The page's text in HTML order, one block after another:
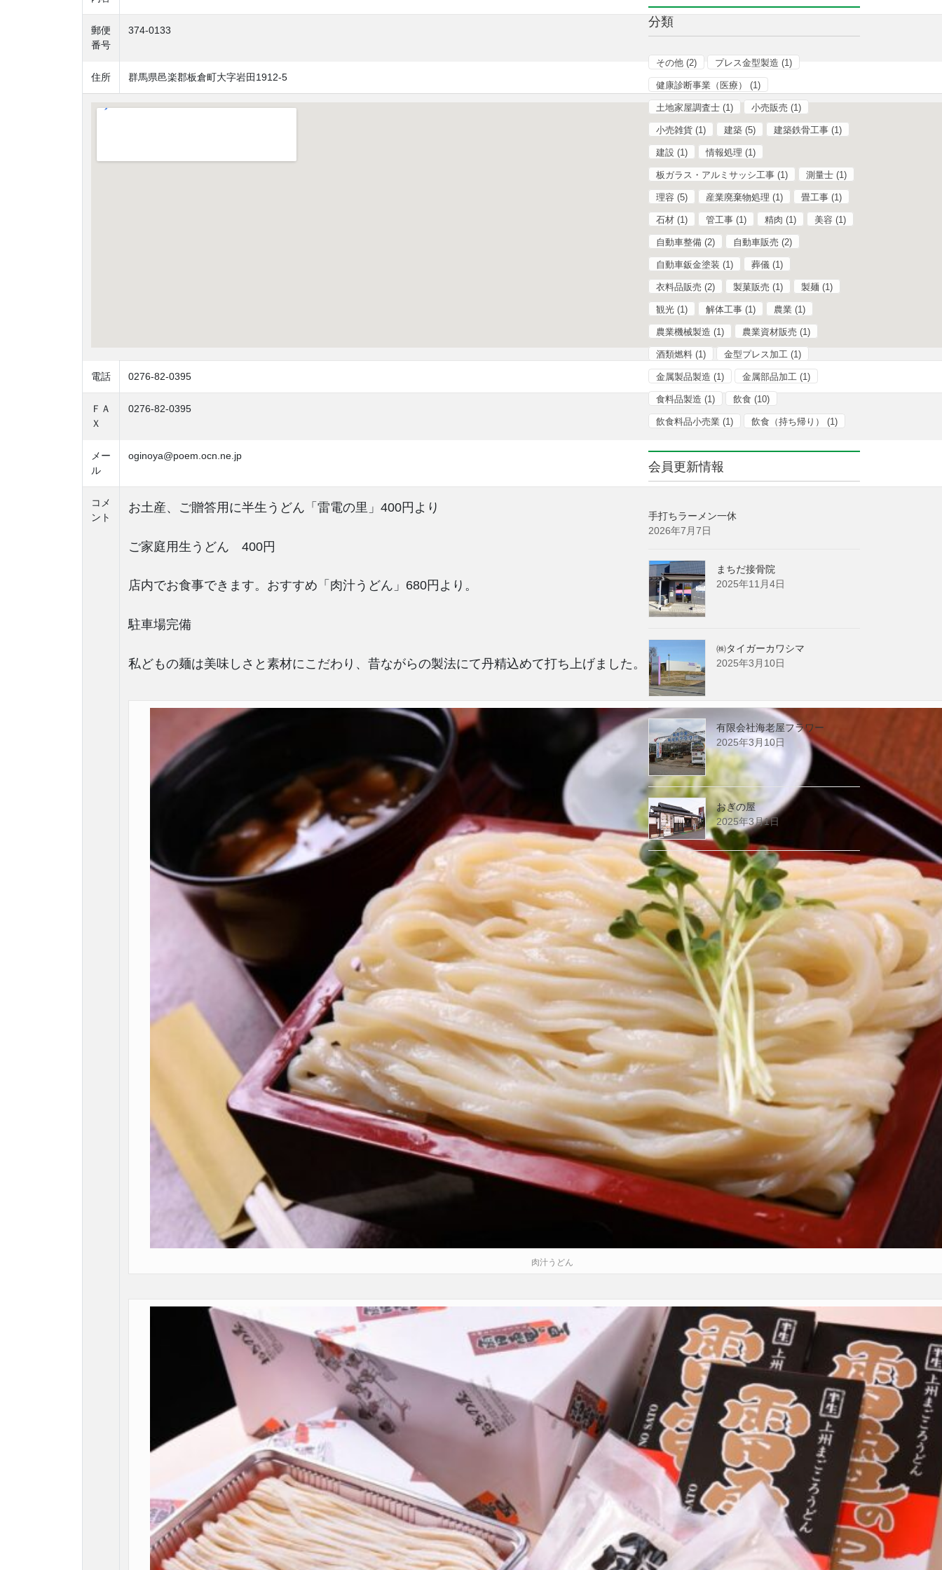
郵便
番号
374-0133
住所 群馬県邑楽郡板倉町大字岩田1912-5
電話 0276-82-0395
ＦＡ
Ｘ
0276-82-0395
メー
ル
oginoya@poem.ocn.ne.jp
コメ
ント
お土産、ご贈答用に半生うどん「雷電の里」400円より
ご家庭用生うどん 400円
店内でお食事できます。おすすめ「肉汁うどん」680円より。
駐車場完備
私どもの麺は美味しさと素材にこだわり、昔ながらの製法にて丹精込めて打ち上げました。
肉汁うどん
分類
その他 (2) プレス金型製造 (1)
健康診断事業（医療） (1)
土地家屋調査士 (1) 小売販売 (1)
小売雑貨 (1) 建築 (5) 建築鉄骨工事 (1)
建設 (1) 情報処理 (1)
板ガラス・アルミサッシ工事 (1) 測量士 (1)
理容 (5) 産業廃棄物処理 (1) 畳工事 (1)
石材 (1) 管工事 (1) 精肉 (1) 美容 (1)
自動車整備 (2) 自動車販売 (2)
自動車鈑金塗装 (1) 葬儀 (1)
衣料品販売 (2) 製菓販売 (1) 製麺 (1)
観光 (1) 解体工事 (1) 農業 (1)
農業機械製造 (1) 農業資材販売 (1)
酒類燃料 (1) 金型プレス加工 (1)
金属製品製造 (1) 金属部品加工 (1)
食料品製造 (1) 飲食 (10)
飲食料品小売業 (1) 飲食（持ち帰り） (1)
会員更新情報
手打ちラーメン一休
2026年7月7日
まちだ接骨院
2025年11月4日
㈱タイガーカワシマ
2025年3月10日
有限会社海老屋フラワー
2025年3月10日
おぎの屋
2025年3月1日